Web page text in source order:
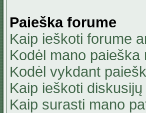
Paieška forume
Kaip ieškoti forume
Kodėl mano
Kodėl vykdant
Kaip ieškoti
Kaip surasti mano